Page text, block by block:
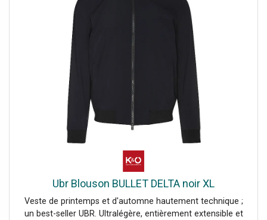
Ubr Blouson BULLET DELTA noir XL
Veste de printemps et d'automne hautement technique ;
un best-seller UBR. Ultralégère, entièrement extensible et